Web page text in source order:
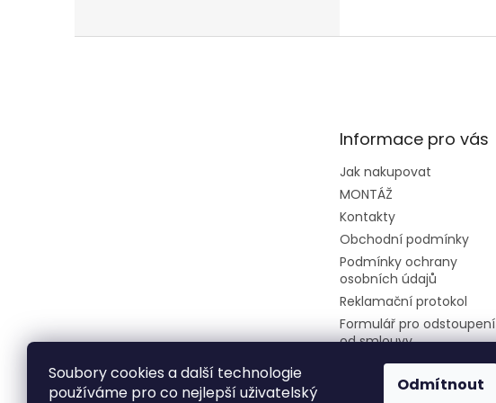
Soubory cookies a další technologie
používáme pro co nejlepší uživatelský
Odmítnout
+...
Informace pro vás
Jak nakupovat
MONTÁŽ
Kontakty
Obchodní podmínky
Podmínky ochrany
osobních údajů
Reklamační protokol
Formulář pro odstoupení
od smlouvy